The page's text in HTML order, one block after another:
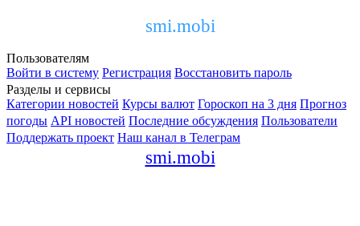
smi.mobi
Пользователям
Войти в систему Регистрация Восстановить пароль
Разделы и сервисы
Категории новостей Курсы валют Гороскоп на 3 дня Прогноз
погоды API новостей Последние обсуждения Пользователи
Поддержать проект Наш канал в Телеграм
smi.mobi